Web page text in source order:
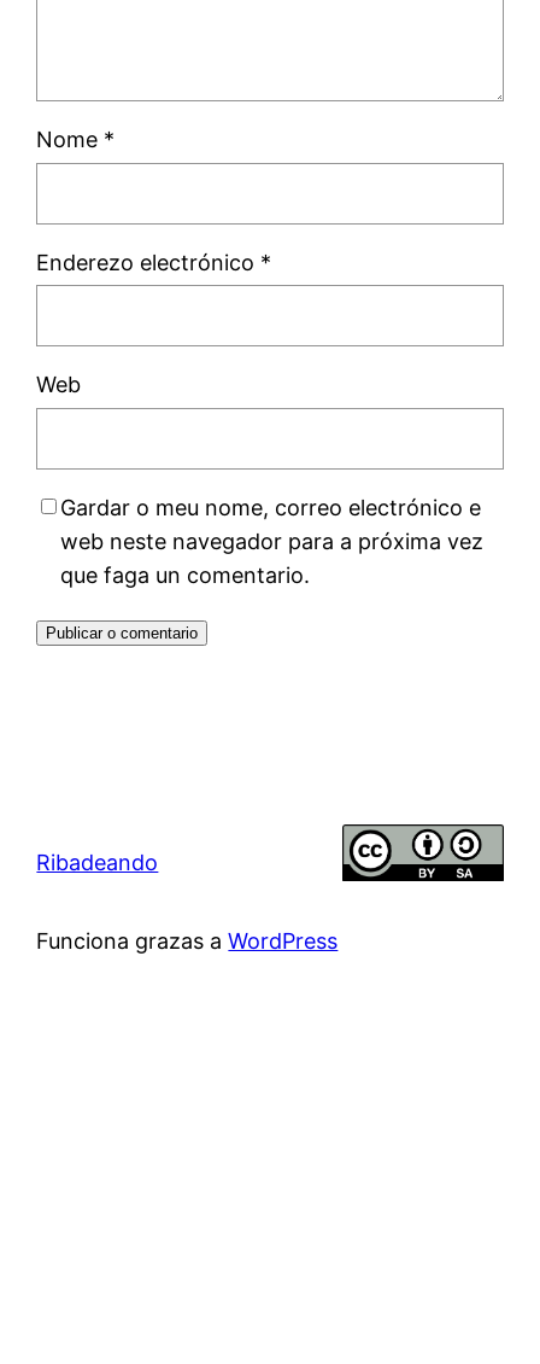
Nome *
Enderezo electrónico *
Web
Gardar o meu nome, correo electrónico e
web neste navegador para a próxima vez
que faga un comentario.
Ribadeando
Funciona grazas aWordPress